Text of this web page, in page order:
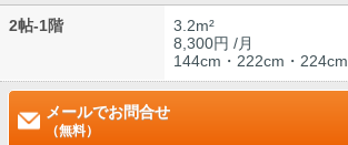
2帖-1階
3.2m²
8,300円 /月
144cm・222cm・224cm
メールでお問合せ
（無料）